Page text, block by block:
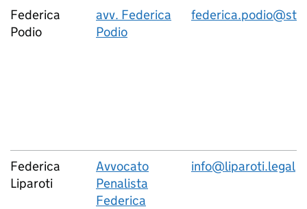
Federica
Podio
avv. Federica
Podio
Federica
Liparoti
Avvocato
Penalista
Federica
info@liparoti.legal